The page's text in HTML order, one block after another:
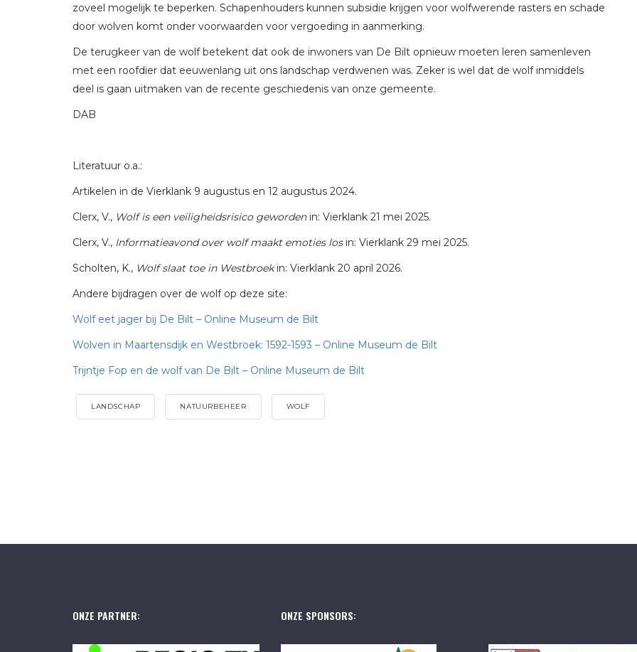
zoveel mogelijk te beperken. Schapenhouders kunnen subsidie krijgen voor wolfwerende rasters en schade
door wolven komt onder voorwaarden voor vergoeding in aanmerking.
De terugkeer van de wolf betekent dat ook de inwoners van De Bilt opnieuw moeten leren samenleven
met een roofdier dat eeuwenlang uit ons landschap verdwenen was. Zeker is wel dat de wolf inmiddels
deel is gaan uitmaken van de recente geschiedenis van onze gemeente.
DAB
Literatuur o.a.:
Artikelen in de Vierklank 9 augustus en 12 augustus 2024.
Clerx, V., Wolf is een veiligheidsrisico gewordenin: Vierklank 21 mei 2025.
Clerx, V., Informatieavond over wolf maakt emoties losin: Vierklank 29 mei 2025.
Scholten, K., Wolf slaat toe in Westbroekin: Vierklank 20 april 2026.
Andere bijdragen over de wolf op deze site:
Wolf eet jager bij De Bilt – Online Museum de Bilt
Wolven in Maartensdijk en Westbroek: 1592-1593 – Online Museum de Bilt
Trijntje Fop en de wolf van De Bilt – Online Museum de Bilt
LANDSCHAP NATUURBEHEER WOLF
ONZE PARTNER: ONZE SPONSORS: